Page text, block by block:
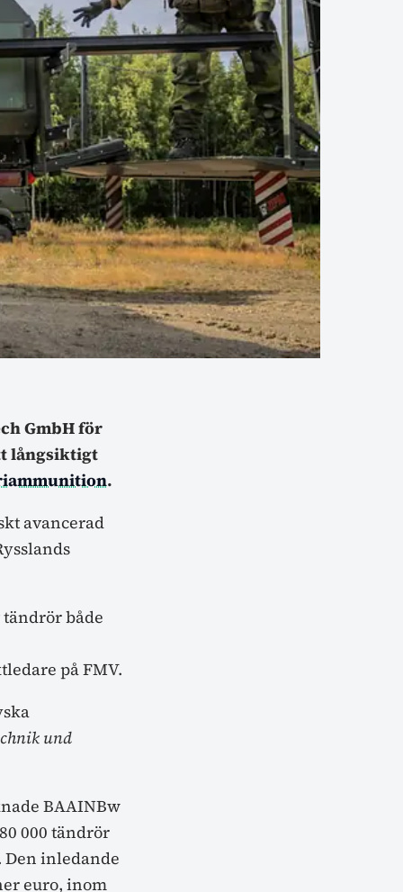
GmbH för
långsiktigt
.
avancerad
både
på FMV.
und
BAAINBw
000 tändrör
Den inledande
euro, inom